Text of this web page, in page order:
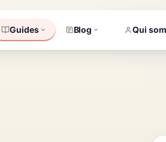
Guides Blog Qui